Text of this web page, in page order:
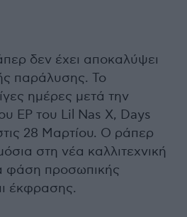
δεν έχει αποκαλύψει
παράλυσης. Το
ημέρες μετά την
EP του Lil Nas X, Days
28 Μαρτίου. Ο ράπερ
στη νέα καλλιτεχνική
φάση προσωπικής
έκφρασης.